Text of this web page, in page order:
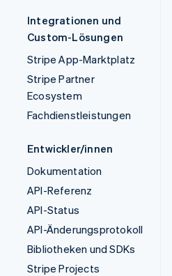
Integrationen und
Custom-Lösungen
Stripe App-Marktplatz
Stripe Partner
Ecosystem
Fachdienstleistungen
Entwickler/innen
Dokumentation
API-Referenz
API-Status
API-Änderungsprotokoll
Bibliotheken und SDKs
Stripe Projects